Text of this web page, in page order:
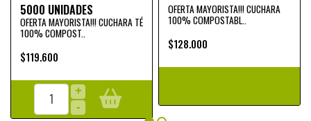
5000 UNIDADES
OFERTA MAYORISTA!!! CUCHARA TÉ
100% COMPOST..
$119.600
+
-
OFERTA MAYORISTA!!! CUCHARA
100% COMPOSTABL..
$128.000